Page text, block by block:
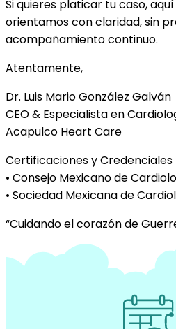
Si quieres platicar tu caso,
orientamos con claridad, sin
acompañamiento continuo.
Atentamente,
Dr. Luis Mario González Galván
CEO & Especialista en
Acapulco Heart Care
Certificaciones y Credenciales
• Consejo Mexicano de
• Sociedad Mexicana de
“Cuidando el corazón de